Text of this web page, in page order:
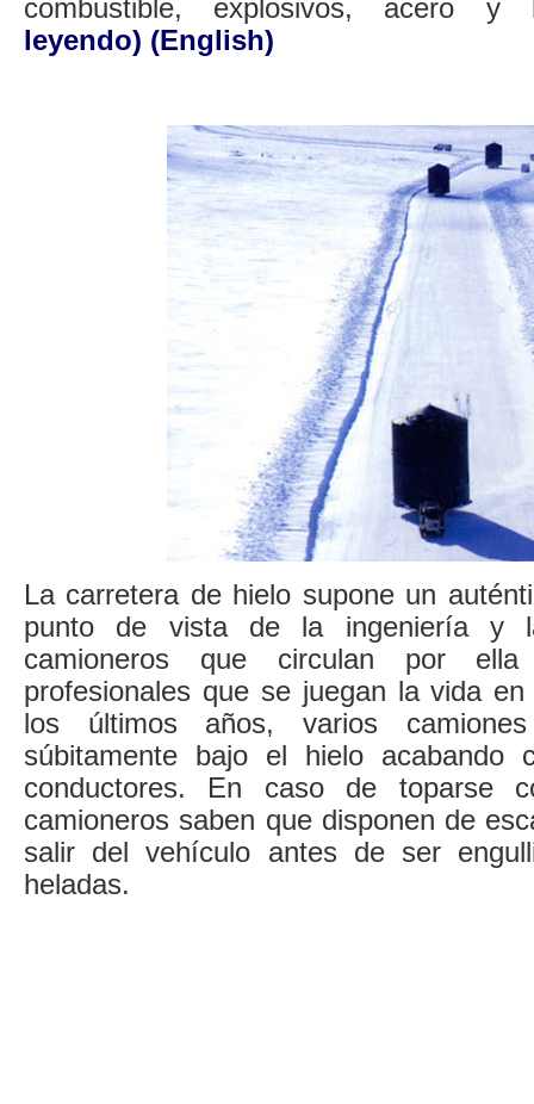
combustible, explosivos, acero y
leyendo) (English)
La carretera de hielo supone un
punto de vista de la ingeniería y
camioneros que circulan por ella
profesionales que se juegan la vida
los últimos años, varios
súbitamente bajo el hielo
conductores. En caso de toparse
camioneros saben que disponen de
salir del vehículo antes de ser
heladas.